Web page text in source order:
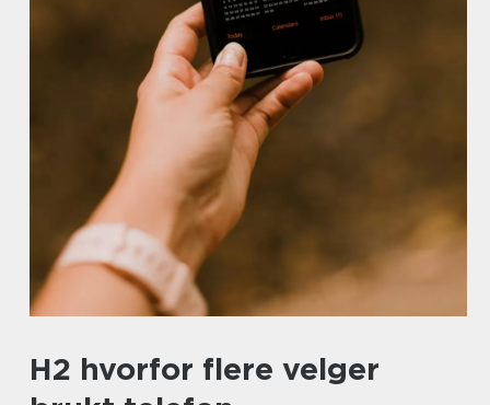
H2 hvorfor flere velger